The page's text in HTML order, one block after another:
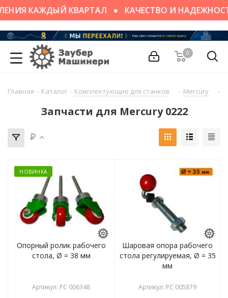
КАЖДЫЙ КВАРТАЛ КАЧЕСТВО И
0
Главная - Каталог - Комплектующие для станков - Mercury -
Запчасти для Mercury 0222
НОВИНКА
Опорный ролик рабочего
стола, Ø = 38 мм
Артикул: РС 006348
Шаровая опора рабочего
стола регулируемая, Ø = 35
мм
Артикул: РС 005879